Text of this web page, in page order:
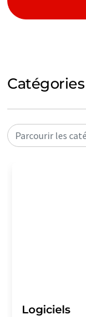
Parcourir les
Logiciels